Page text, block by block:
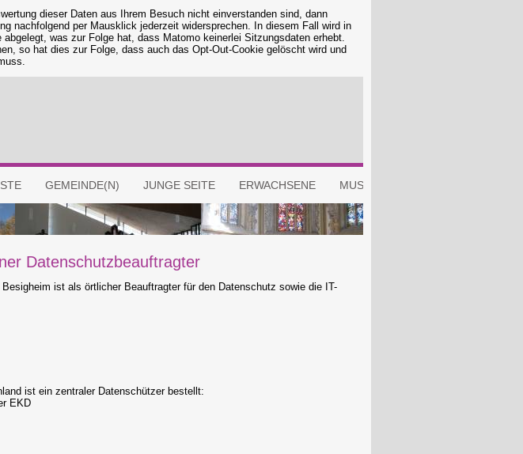
dieser Daten aus Ihrem Besuch nicht einverstanden sind, dann
nachfolgend per Mausklick jederzeit widersprechen. In diesem Fall wird in
abgelegt, was zur Folge hat, dass Matomo keinerlei Sitzungsdaten erhebt.
so hat dies zur Folge, dass auch das Opt-Out-Cookie gelöscht wird und
Datenschutzbeauftragter
ist als örtlicher Beauftragter für den Datenschutz sowie die IT-
ist ein zentraler Datenschützer bestellt:
EKD